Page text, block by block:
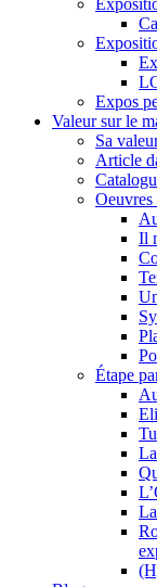
Expos
Valeur sur le
Sa
Article
Oeuvres
Il
Étape